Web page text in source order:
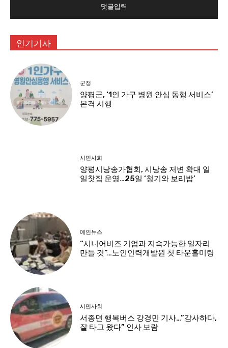
인기기사
군정
양평군, ‘1인 가구 병원 안심 동행 서비스’
본격 시행
시민사회
양평시낭송가협회, 시낭송 저변 확대 일
일찻집 운영…25일 ‘청기와 보리밥’
메인뉴스
“시니어비즈 기업과 지속가능한 일자리
만들 것”…노인인력개발원 첫 타운홀미팅
시민사회
서종면 행복버스 강경민 기사…”감사하다,
잘 타고 왔다” 인사 보람